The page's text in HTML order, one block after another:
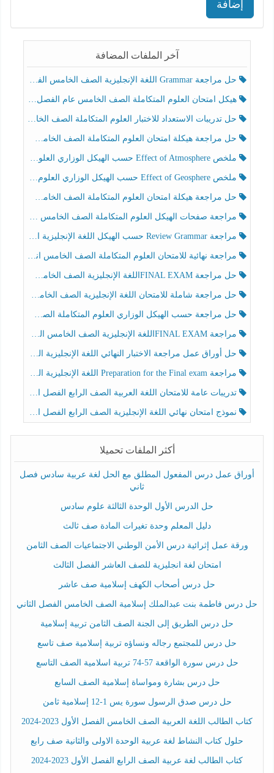
إضافة
آخر الملفات المضافة
حل مراجعة Grammar اللغة الإنجليزية الصف الخامس الفصل الثالث
هيكل امتحان العلوم المتكاملة الصف الخامس عام الفصل الدراسي الثالث 2025-2026
حل تدريبات الاستعداد للاختبار العلوم المتكاملة الصف الخامس عام الفصل الثالث
حل مراجعة هيكلة امتحان العلوم المتكاملة الصف الخامس انسبير الفصل الثالث
ملخص Effect of Atmosphere حسب الهيكل الوزاري العلوم المتكاملة الصف الخامس انسبير الفصل الثالث
ملخص Effect of Geosphere حسب الهيكل الوزاري العلوم المتكاملة الصف الخامس انسبير الفصل الثالث
حل مراجعة هيكلة امتحان العلوم المتكاملة الصف الخامس عام الفصل الثالث
مراجعة صفحات الهيكل العلوم المتكاملة الصف الخامس انسبير الفصل الثالث
مراجعة Review Grammar حسب الهيكل اللغة الإنجليزية الصف الخامس الفصل الثالث
مراجعة نهائية للامتحان العلوم المتكاملة الصف الخامس انسبير الفصل الثالث
حل مراجعة FINAL EXAMاللغة الإنجليزية الصف الخامس الفصل الثالث
حل مراجعة شاملة للامتحان اللغة الإنجليزية الصف الخامس الفصل الثالث
حل مراجعة حسب الهيكل الوزاري العلوم المتكاملة الصف الخامس عام الفصل الثالث
مراجعة FINAL EXAMاللغة الإنجليزية الصف الخامس الفصل الثالث
حل أوراق عمل مراجعة الاختبار النهائي اللغة الإنجليزية الصف الرابع الفصل الثالث
مراجعة Preparation for the Final exam اللغة الإنجليزية الصف الرابع الفصل الثالث
تدريبات عامة للامتحان اللغة العربية الصف الرابع الفصل الثالث
نموذج امتحان نهائي اللغة الإنجليزية الصف الرابع الفصل الثالث
أكثر الملفات تحميلا
أوراق عمل درس المفعول المطلق مع الحل لغة عربية سادس فصل
ثاني
حل الدرس الأول الوحدة الثالثة علوم سادس
دليل المعلم وحدة تغيرات المادة صف ثالث
ورقة عمل إثرائية درس الأمن الوطني الاجتماعيات الصف الثامن
امتحان لغة انجليزية للصف العاشر الفصل الثالث
حل درس أصحاب الكهف إسلامية صف عاشر
حل درس فاطمة بنت عبدالملك إسلامية الصف الخامس الفصل الثاني
حل درس الطريق إلى الجنة الصف الثامن تربية إسلامية
حل درس للمجتمع رجاله ونساؤه تربية إسلامية صف تاسع
حل درس سورة الواقعة 57-74 تربية اسلامية الصف التاسع
حل درس بشارة ومواساة إسلامية الصف السابع
حل درس صدق الرسول سورة يس 1-12 إسلامية ثامن
كتاب الطالب اللغة العربية الصف الخامس الفصل الأول 2023-2024
حلول كتاب النشاط لغة عربية الوحدة الاولى والثانية صف رابع
كتاب الطالب لغة عربية الصف الرابع الفصل الأول 2023-2024